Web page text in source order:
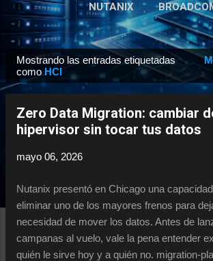
NUTANIX
n
Mostrando las entradas etiquetadas
como HCI
Zero Data Migration: cambiar
hipervisor sin tocar tus datos
mayo 06, 2026
Nutanix presentó en Chicago una
eliminar uno de los mayores frenos para
necesidad de mover los datos. Antes de
campanas al vuelo, vale la pena entender
quién le sirve hoy y a quién no. migration-